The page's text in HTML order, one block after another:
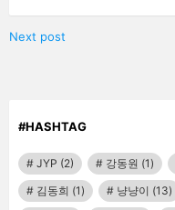
Next post
#HASHTAG
JYP (2) 강동원 (1)
김동희 (1) 냥냥이 (13)